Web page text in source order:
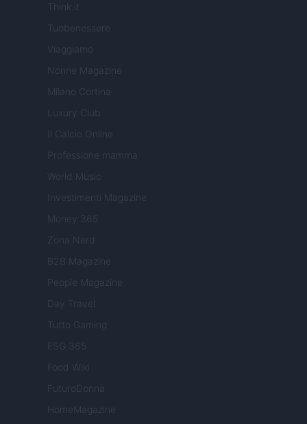
Think.it
Tuobenessere
Viaggiamo
Nonne Magazine
Milano Cortina
Luxury Club
Il Calcio Online
Professione mamma
World Music
Investimenti Magazine
Money 365
Zona Nerd
B2B Magazine
People Magazine
Day Travel
Tutto Gaming
ESG 365
Food Wiki
FuturoDonna
HomeMagazine